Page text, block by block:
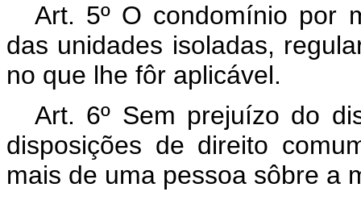
Art. 5º O condomínio por
das unidades isoladas,
no que lhe fôr aplicável.
Art. 6º Sem prejuízo do
disposições de direito
mais de uma pessoa sôbre a